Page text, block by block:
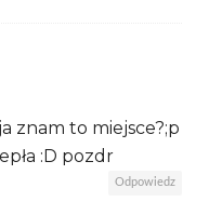
znam to miejsce?;p
:D pozdr
Odpowiedz